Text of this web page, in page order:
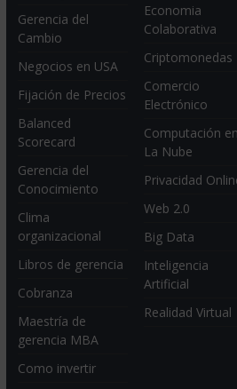
Gerencia del
Cambio
Negocios en USA
Fijación de Precios
Balanced
Scorecard
Gerencia del
Conocimiento
Clima
organizacional
Libros de gerencia
Cobranza
Maestría de
gerencia MBA
Como invertir
Economia
Colaborativa
Criptomonedas
Comercio
Electrónico
Computación en
La Nube
Privacidad
Web 2.0
Big Data
Inteligencia
Artificial
Realidad Virtual